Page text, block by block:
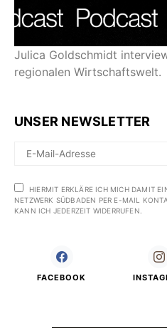
Julica Goldschmidt
regionalen Wirtschaftswelt.
UNSER NEWSLETTER
HIERMIT ERKLÄRE ICH MICH DAMIT
NETZWERK SÜDBADEN PER E-MAIL
KANN ICH JEDERZEIT WIDERRUFEN.
FACEBOOK